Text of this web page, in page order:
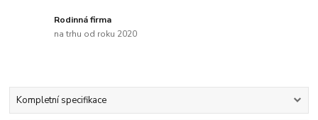
Rodinná firma
na trhu od roku 2020
Kompletní specifikace